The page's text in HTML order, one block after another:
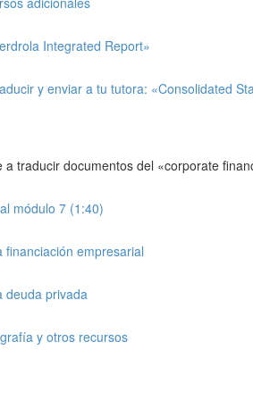
Integrated Report»
y enviar a tu tutora: «Consolidated
a traducir documentos del «corporate
módulo 7 (1:40)
financiación empresarial
deuda privada
y otros recursos